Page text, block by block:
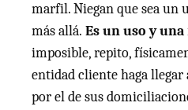
marfil. Niegan que sea un
más allá. Es un uso y
imposible, repito,
entidad cliente haga
por el de sus